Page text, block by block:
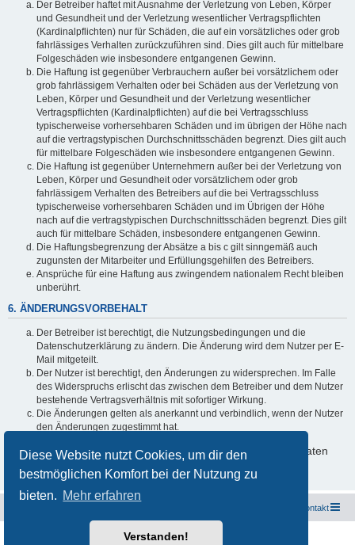
Diese Website nutzt Cookies, um dir den
bestmöglichen Komfort bei der Nutzung zu
bieten. Mehr erfahren
Verstanden!
Der Betreiber haftet mit Ausnahme der Verletzung von Leben, Körper
und Gesundheit und der Verletzung wesentlicher Vertragspflichten
(Kardinalpflichten) nur für Schäden, die auf ein vorsätzliches oder grob
fahrlässiges Verhalten zurückzuführen sind. Dies gilt auch für mittelbare
Folgeschäden wie insbesondere entgangenen Gewinn.
Die Haftung ist gegenüber Verbrauchern außer bei vorsätzlichem oder
grob fahrlässigem Verhalten oder bei Schäden aus der Verletzung von
Leben, Körper und Gesundheit und der Verletzung wesentlicher
Vertragspflichten (Kardinalpflichten) auf die bei Vertragsschluss
typischerweise vorhersehbaren Schäden und im übrigen der Höhe nach
auf die vertragstypischen Durchschnittsschäden begrenzt. Dies gilt auch
für mittelbare Folgeschäden wie insbesondere entgangenen Gewinn.
Die Haftung ist gegenüber Unternehmern außer bei der Verletzung von
Leben, Körper und Gesundheit oder vorsätzlichem oder grob
fahrlässigem Verhalten des Betreibers auf die bei Vertragsschluss
typischerweise vorhersehbaren Schäden und im Übrigen der Höhe
nach auf die vertragstypischen Durchschnittsschäden begrenzt. Dies gilt
auch für mittelbare Schäden, insbesondere entgangenen Gewinn.
Die Haftungsbegrenzung der Absätze a bis c gilt sinngemäß auch
zugunsten der Mitarbeiter und Erfüllungsgehilfen des Betreibers.
Ansprüche für eine Haftung aus zwingendem nationalem Recht bleiben
unberührt.
6. ÄNDERUNGSVORBEHALT
Der Betreiber ist berechtigt, die Nutzungsbedingungen und die
Datenschutzerklärung zu ändern. Die Änderung wird dem Nutzer per E-
Mail mitgeteilt.
Der Nutzer ist berechtigt, den Änderungen zu widersprechen. Im Falle
des Widerspruchs erlischt das zwischen dem Betreiber und dem Nutzer
bestehende Vertragsverhältnis mit sofortiger Wirkung.
Die Änderungen gelten als anerkannt und verbindlich, wenn der Nutzer
den Änderungen zugestimmt hat.
Informationen über den Umgang mit deinen persönlichen Daten
sind in der Datenschutzerklärung enthalten.
Kontakt
phpBB® Forum Software © phpBB Limited